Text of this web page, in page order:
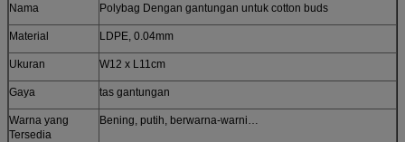
Nama Polybag Dengan gantungan untuk cotton buds
Material LDPE, 0.04mm
Ukuran W12 x L11cm
Gaya tas gantungan
Warna yang
Tersedia
Bening, putih, berwarna-warni…